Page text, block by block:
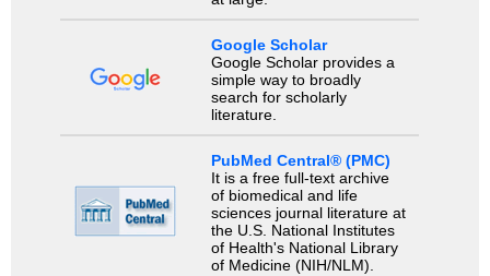
Google Scholar
Google Scholar provides a
simple way to broadly
search for scholarly
literature.
PubMed Central® (PMC)
It is a free full-text archive
of biomedical and life
sciences journal literature at
the U.S. National Institutes
of Health's National Library
of Medicine (NIH/NLM).